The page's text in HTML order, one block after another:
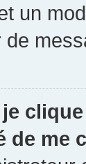
un
de
de me